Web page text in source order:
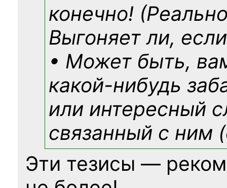
конечно!
Выгоняет ли,
• Может быть,
какой-нибудь
или интересный
связанный с ним
Эти тезисы —